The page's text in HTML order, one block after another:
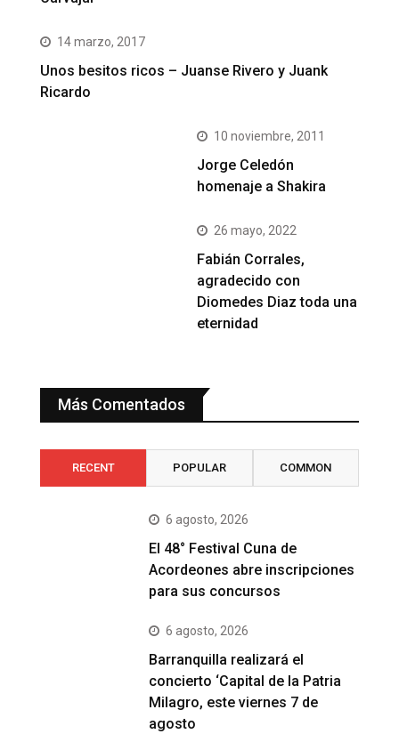
14 marzo, 2017
Unos besitos ricos – Juanse Rivero y Juank
Ricardo
10 noviembre, 2011
Jorge Celedón
homenaje a Shakira
26 mayo, 2022
Fabián Corrales,
agradecido con
Diomedes Diaz toda una
eternidad
Más Comentados
RECENT POPULAR COMMON
6 agosto, 2026
El 48° Festival Cuna de
Acordeones abre inscripciones
para sus concursos
6 agosto, 2026
Barranquilla realizará el
concierto ‘Capital de la Patria
Milagro, este viernes 7 de
agosto